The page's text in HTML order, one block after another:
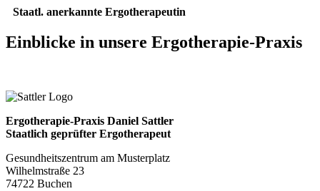
Staatl. anerkannte Ergotherapeutin
Einblicke in unsere Ergotherapie-Praxis
Ergotherapie-Praxis Daniel Sattler
Staatlich geprüfter Ergotherapeut
Gesundheitszentrum am Musterplatz
Wilhelmstraße 23
74722 Buchen